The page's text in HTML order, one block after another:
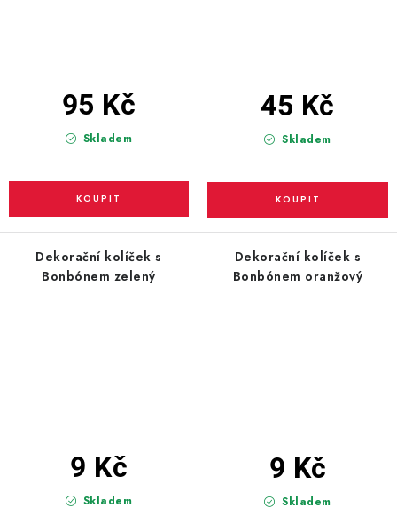
Skladem
95 Kč
Skladem
45 Kč
Dekorační kolíček s
Bonbónem zelený
Skladem
9 Kč
Dekorační kolíček s
Bonbónem oranžový
Skladem
9 Kč